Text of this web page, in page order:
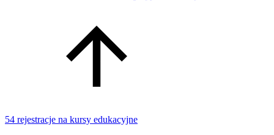
54 rejestracje na kursy edukacyjne